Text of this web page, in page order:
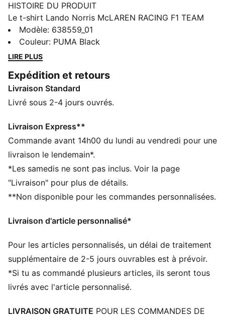
HISTOIRE DU PRODUIT
Le t-shirt Lando Norris McLAREN RACING F1 TEAM
invite l’adrénaline des circuits dans ton look de tous
les jours. Un motif à l’effigie du pilote et le logo F1®
démontrent ta passion authentique.
Confectionné avec un minimum de 20 % de coton
recyclé
DÉTAILS
Coupe : Décontractée
Longueur : régulière
Col : col ras du cou
Motif Lando Norris
Détails brandés McLAREN RACING et PUMA
Modèle: 638559_01
Couleur: PUMA Black
LIRE PLUS
Expédition et retours
Livraison Standard
Livré sous 2-4 jours ouvrés.
Livraison Express**
Commande avant 14h00 du lundi au vendredi pour une
livraison le lendemain*.
*Les samedis ne sont pas inclus. Voir la page
"Livraison" pour plus de détails.
**Non disponible pour les commandes personnalisées.
Livraison d'article personnalisé*
Pour les articles personnalisés, un délai de traitement
supplémentaire de 2-5 jours ouvrables est à prévoir.
*Si tu as commandé plusieurs articles, ils seront tous
livrés avec l'article personnalisé.
LIVRAISON GRATUITE POUR LES COMMANDES DE